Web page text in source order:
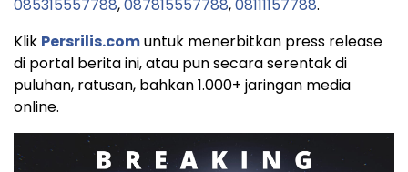
085315557788,087815557788,08111157788.
Klik Persrilis.comuntuk menerbitkan press release
di portal berita ini, atau pun secara serentak di
puluhan, ratusan, bahkan 1.000+ jaringan media
online.